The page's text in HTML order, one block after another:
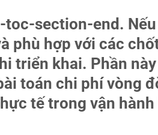
toc-section-end.
phù hợp với các
triển khai. Phần
toán chi phí vòng
tế trong vận hành